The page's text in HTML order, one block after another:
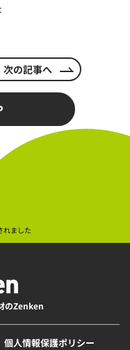
次の記事へ
れました
のZenken
個人情報保護ポリシー